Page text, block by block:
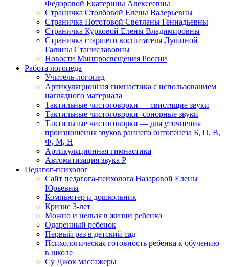
Федоровой Екатерины Алексеевны
Страничка Столбовой Елены Валерьевны
Страничка Пототовой Светланы Геннадьевны
Страничка Курковой Елены Владимировны
Страничка старшего воспитателя Лушиной
Галины Станиславовны
Новости Минпросвещения России
Работа логопеда
Учитель-логопед
Артикуляционная гимнастика с использованием
наглядного материала
Тактильные чистоговорки — свистящие звуки
Тактильные чистоговорки -сонорные звуки
Тактильные чистоговорки — для уточнения
произношения звуков раннего онтогенеза Б, П, В,
Ф, М, Н
Артикуляционная гимнастика
Автоматизация звука Р
Педагог-психолог
Сайт педагога-психолога Назаровой Елены
Юрьевны
Компьютер и дошкольник
Кризис 3-лет
Можно и нельзя в жизни ребенка
Одаренный ребенок
Первый раз в детский сад
Психологическая готовность ребенка к обучению
в школе
Су Джок массажеры